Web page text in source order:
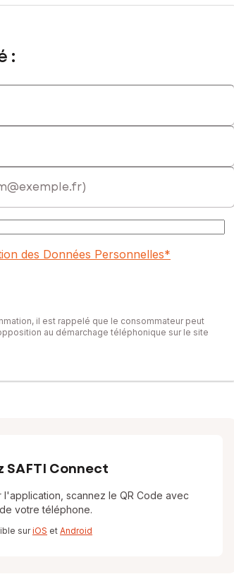
etc.
:
des Données Personnelles*
il est rappelé que le consommateur peut
au démarchage téléphonique sur le site
SAFTI Connect
l'application, scannez le QR Code avec
votre téléphone.
suriOS et Android